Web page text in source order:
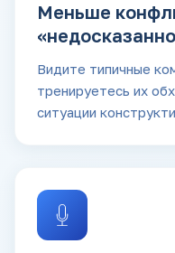
Меньше
Видите типичные
тренируетесь их
ситуации